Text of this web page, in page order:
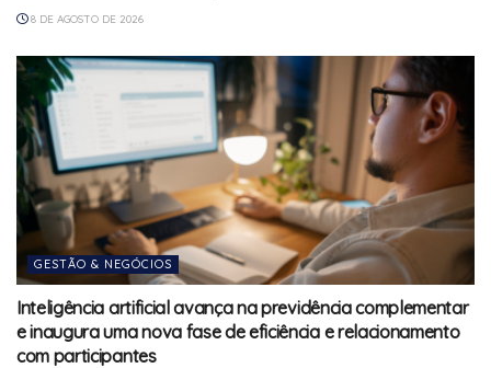
8 DE AGOSTO DE 2026
GESTÃO & NEGÓCIOS
Inteligência artificial avança na previdência complementar
e inaugura uma nova fase de eficiência e relacionamento
com participantes